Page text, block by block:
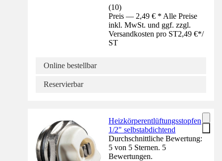
(10)
Preis — 2,49 € * Alle Preise
inkl. MwSt. und ggf. zzgl.
Versandkosten pro ST2,49 €*/
ST
Online bestellbar
Reservierbar
Heizkörperentlüftungsstopfen
1/2" selbstabdichtend
Durchschnittliche Bewertung:
5 von 5 Sternen. 5
Bewertungen.